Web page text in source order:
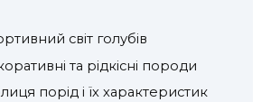
світ голубів
та рідкісні породи
порід і їх характеристик